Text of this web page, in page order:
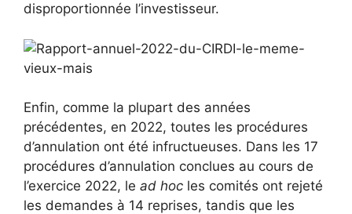
disproportionnée l’investisseur.
Enfin, comme la plupart des années
précédentes, en 2022, toutes les procédures
d’annulation ont été infructueuses. Dans les 17
procédures d’annulation conclues au cours de
l’exercice 2022, le ad hoc les comités ont rejeté
les demandes à 14 reprises, tandis que les